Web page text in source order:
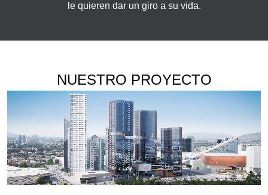
le quieren dar un giro a su vida.
NUESTRO PROYECTO